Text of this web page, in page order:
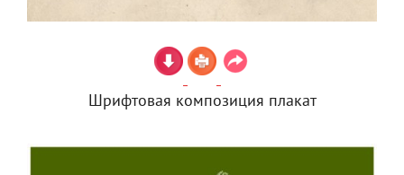
Шрифтовая композиция плакат